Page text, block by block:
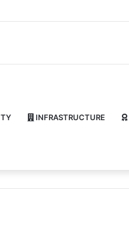
INFRASTRUCTURE